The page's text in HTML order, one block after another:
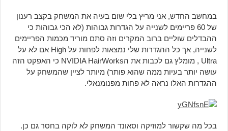
במחשב החדש, אני מריץ בלי שום בעיה את המשחק בקצב רענון
של 60 פריימים לשנייה על הגדרות גבוהות (לא הכי גבוהות כי
ההבדלים שוליים ברוב המקרים וזה סתם מוריד מכמות הפריימים
לשנייה, אך כל ההגדרות שלי נמצאות לפחות על High אם לא על
Ultra , מומלץ גם לכבות את הNVIDIA HairWorks כי האפקט הזה
עושה יותר בעיות ממה שהוא פותר) מיותר לציין שהמשחק על
ההגדרות האלו נראה לא פחות מפנומנאלי.
בכל מה שקשור למוזיקה וסאונד המשחק לא לוקה בחסר גם כן.